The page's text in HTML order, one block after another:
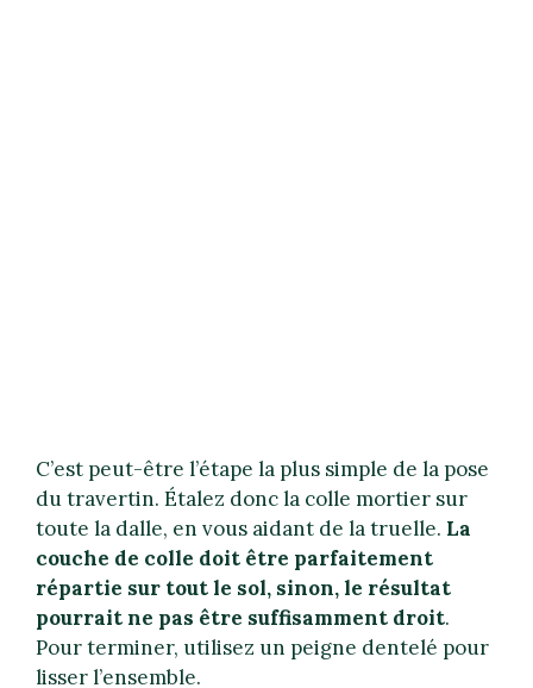
C’est peut-être l’étape la plus simple de la pose
du travertin. Étalez donc la colle mortier sur
toute la dalle, en vous aidant de la truelle. La
couche de colle doit être parfaitement
répartie sur tout le sol, sinon, le résultat
pourrait ne pas être suffisamment droit.
Pour terminer, utilisez un peigne dentelé pour
lisser l’ensemble.